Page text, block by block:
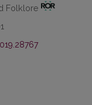
Folklore